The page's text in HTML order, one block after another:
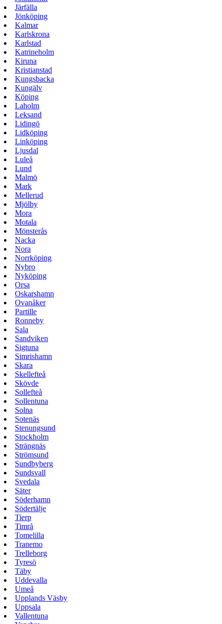
Järfälla
Jönköping
Kalmar
Karlskrona
Karlstad
Katrineholm
Kiruna
Kristianstad
Kungsbacka
Kungälv
Köping
Laholm
Leksand
Lidingö
Lidköping
Linköping
Ljusdal
Luleå
Lund
Malmö
Mark
Mellerud
Mjölby
Mora
Motala
Mönsterås
Nacka
Nora
Norrköping
Nybro
Nyköping
Orsa
Oskarshamn
Ovanåker
Partille
Ronneby
Sala
Sandviken
Sigtuna
Simrishamn
Skara
Skellefteå
Skövde
Sollefteå
Sollentuna
Solna
Sotenäs
Stenungsund
Stockholm
Strängnäs
Strömsund
Sundbyberg
Sundsvall
Svedala
Säter
Söderhamn
Södertälje
Tierp
Timrå
Tomelilla
Tranemo
Trelleborg
Tyresö
Täby
Uddevalla
Umeå
Upplands Väsby
Uppsala
Vallentuna